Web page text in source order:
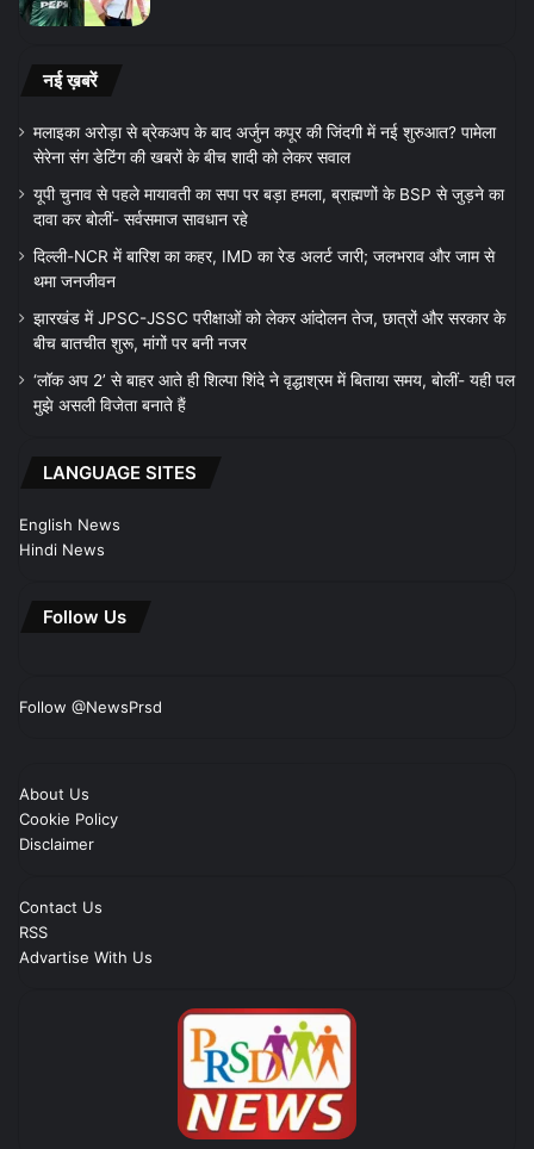
नई ख़बरें
मलाइका अरोड़ा से ब्रेकअप के बाद अर्जुन कपूर की जिंदगी में नई शुरुआत? पामेला
सेरेना संग डेटिंग की खबरों के बीच शादी को लेकर सवाल
यूपी चुनाव से पहले मायावती का सपा पर बड़ा हमला, ब्राह्मणों के BSP से जुड़ने का
दावा कर बोलीं- सर्वसमाज सावधान रहे
दिल्ली-NCR में बारिश का कहर, IMD का रेड अलर्ट जारी; जलभराव और जाम से
थमा जनजीवन
झारखंड में JPSC-JSSC परीक्षाओं को लेकर आंदोलन तेज, छात्रों और सरकार के
बीच बातचीत शुरू, मांगों पर बनी नजर
‘लॉक अप 2’ से बाहर आते ही शिल्पा शिंदे ने वृद्धाश्रम में बिताया समय, बोलीं- यही पल
मुझे असली विजेता बनाते हैं
LANGUAGE SITES
English News
Hindi News
Follow Us
Follow @NewsPrsd
About Us
Cookie Policy
Disclaimer
Contact Us
RSS
Advartise With Us